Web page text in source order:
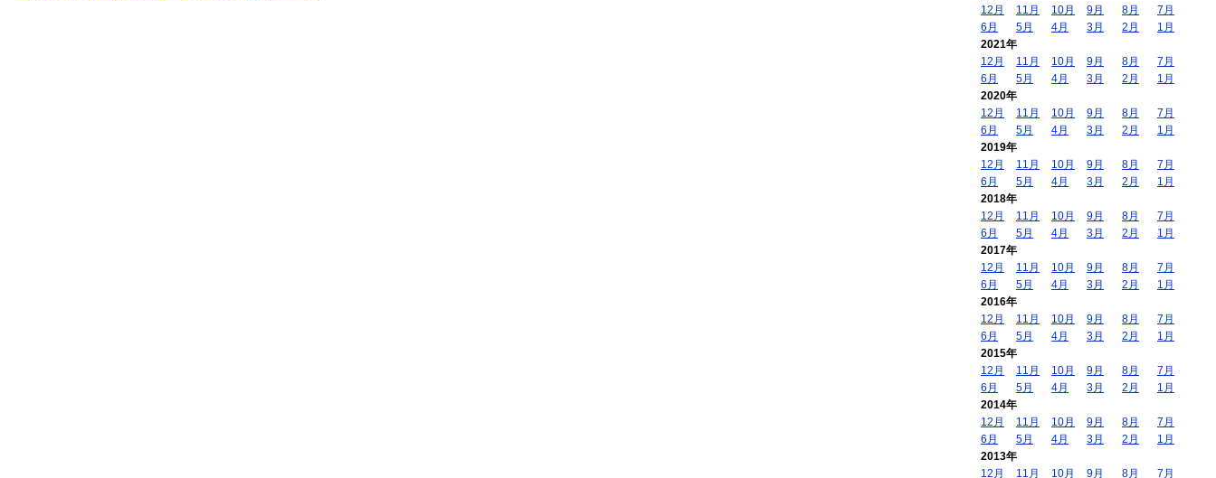
12月
11月 10月 9月 8月
7月
6月
5月 4月 3月 2月
1月
2021年
12月
11月 10月 9月 8月
7月
6月
5月 4月 3月 2月
1月
2020年
12月
11月 10月 9月 8月
7月
6月
5月 4月 3月 2月
1月
2019年
12月
11月 10月 9月 8月
7月
6月
5月 4月 3月 2月
1月
2018年
12月
11月 10月 9月 8月
7月
6月
5月 4月 3月 2月
1月
2017年
12月
11月 10月 9月 8月
7月
6月
5月 4月 3月 2月
1月
2016年
12月
11月 10月 9月 8月
7月
6月
5月 4月 3月 2月
1月
2015年
12月
11月 10月 9月 8月
7月
6月
5月 4月 3月 2月
1月
2014年
12月
11月 10月 9月 8月
7月
6月
5月 4月 3月 2月
1月
2013年
12月
11月 10月 9月 8月 7月